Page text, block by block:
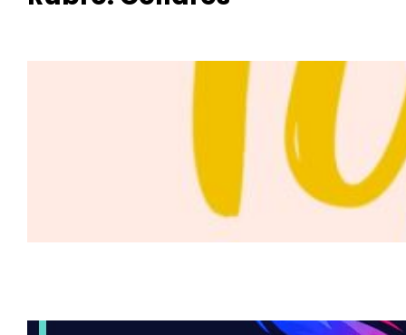
Tipches